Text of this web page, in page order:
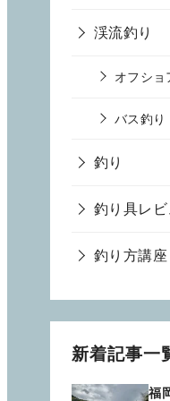
渓流釣り
オフショ
バス釣り
釣り
釣り具レビ
釣り方講座
新着記事一
福